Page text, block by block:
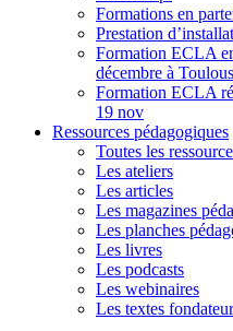
Formations en
Prestation
Formation ECLA
décembre à
Formation ECLA
19 nov
Ressources pédagogiques
Toutes les
Les ateliers
Les articles
Les magazines
Les planches
Les livres
Les podcasts
Les webinaires
Les textes